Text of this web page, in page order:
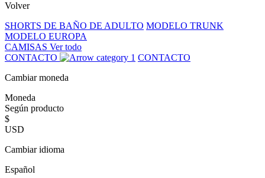
Volver
SHORTS DE BAÑO DE ADULTO MODELO TRUNK
MODELO EUROPA
CAMISAS Ver todo
CONTACTO
CONTACTO
Cambiar moneda
Moneda
Según producto
$
USD
Cambiar idioma
Español